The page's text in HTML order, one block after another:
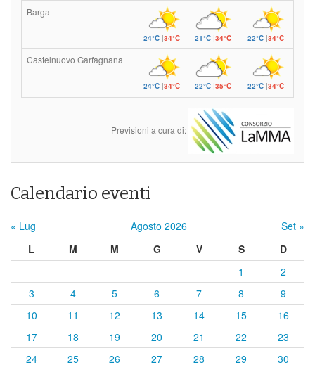
Barga
24°C|34°C 21°C|34°C 22°C |34°C
Castelnuovo Garfagnana
24°C|34°C 22°C|35°C 22°C |34°C
Previsioni a cura di:
Calendario eventi
« Lug Agosto 2026
Set »
L
M M G V S
D
1
2
3
4 5 6 7 8
9
10
11 12 13 14 15
16
17
18 19 20 21 22
23
24
25 26 27 28 29 30